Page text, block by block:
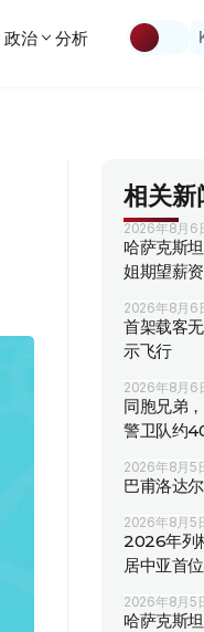
政治 分析
相关新
2026年8月6
哈萨克斯
姐期望薪
2026年8月6
首架载客
示飞行
2026年8月6
同胞兄弟
警卫队约
2026年8月5
巴甫洛达
2026年8月5
2026年列
居中亚首位
2026年8月5
哈萨克斯